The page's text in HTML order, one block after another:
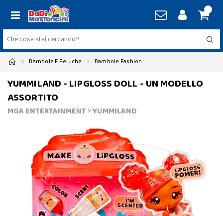
Bambole E Peluche Bambole Fashion
YUMMILAND - LIPGLOSS DOLL - UN MODELLO
ASSORTITO
MGA ENTERTAINMENT>YUMMILAND